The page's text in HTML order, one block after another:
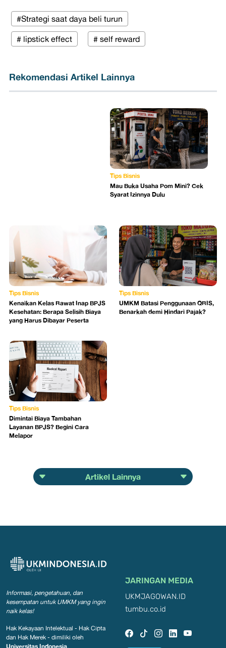
#Strategi saat daya beli turun
# lipstick effect # self reward
Rekomendasi Artikel Lainnya
Tips Bisnis
Mau Buka Usaha Pom Mini? Cek
Syarat Izinnya Dulu
Tips Bisnis
Kenaikan Kelas Rawat Inap BPJS
Kesehatan: Berapa Selisih Biaya
yang Harus Dibayar Peserta
Tips Bisnis
UMKM Batasi Penggunaan QRIS,
Benarkah demi Hindari Pajak?
Tips Bisnis
Dimintai Biaya Tambahan
Layanan BPJS? Begini Cara
Melapor
Artikel Lainnya
Informasi, pengetahuan, dan
kesempatan untuk UMKM yang ingin
naik kelas!
Hak Kekayaan Intelektual - Hak Cipta
dan Hak Merek - dimiliki oleh
Universitas Indonesia.
JARINGAN MEDIA
UKMJAGOWAN.ID
tumbu.co.id